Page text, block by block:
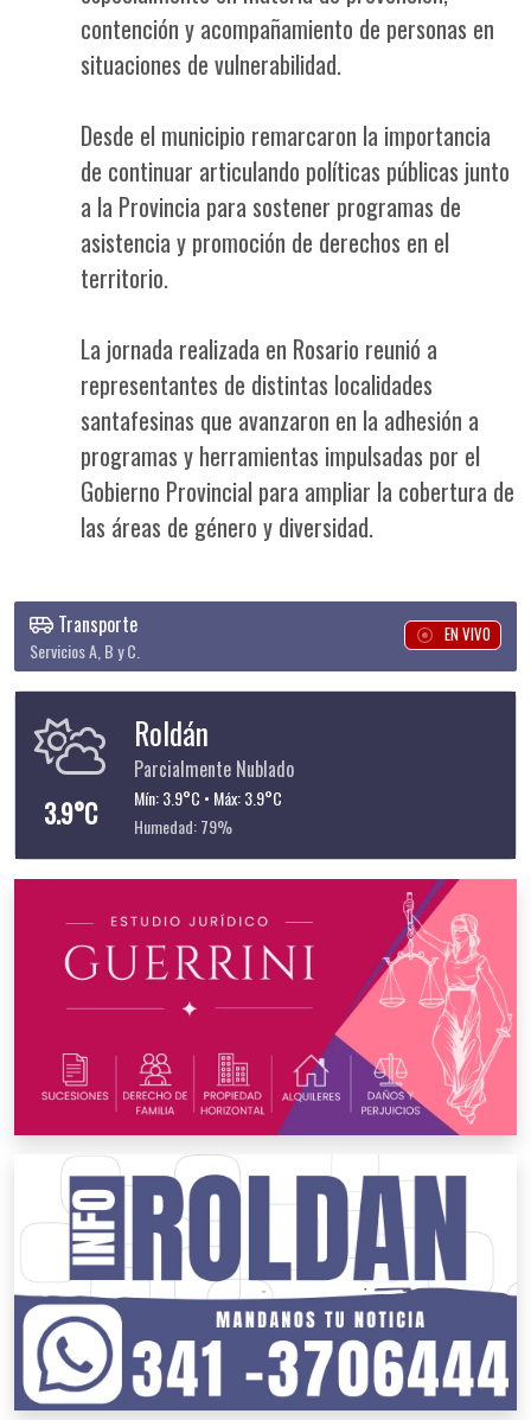
contención y acompañamiento de personas en
situaciones de vulnerabilidad.
Desde el municipio remarcaron la importancia
de continuar articulando políticas públicas junto
a la Provincia para sostener programas de
asistencia y promoción de derechos en el
territorio.
La jornada realizada en Rosario reunió a
representantes de distintas localidades
santafesinas que avanzaron en la adhesión a
programas y herramientas impulsadas por el
Gobierno Provincial para ampliar la cobertura de
las áreas de género y diversidad.
Transporte
Servicios A, B y C.
EN VIVO
3.9°C
Roldán
Parcialmente Nublado
Mín: 3.9°C • Máx: 3.9°C
Humedad: 79%